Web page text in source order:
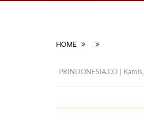
HOME
PRINDONESIA.CO | Kamis,